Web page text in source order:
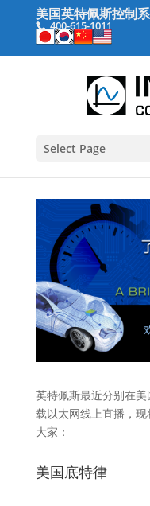
美国英特佩斯控制
400-615-1011
Select Page
英特佩斯最近分别在
载以太网线上直播，
大家：
美国底特律